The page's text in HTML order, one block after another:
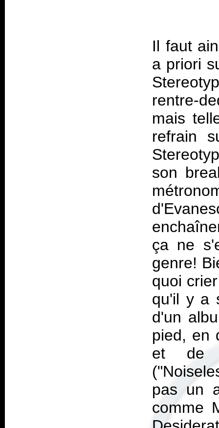
Il faut
a priori
rentre-
mais
refrain
son
ça ne
genre!
quoi
qu'il y a
d'un
pied, en
et de
pas un
comme